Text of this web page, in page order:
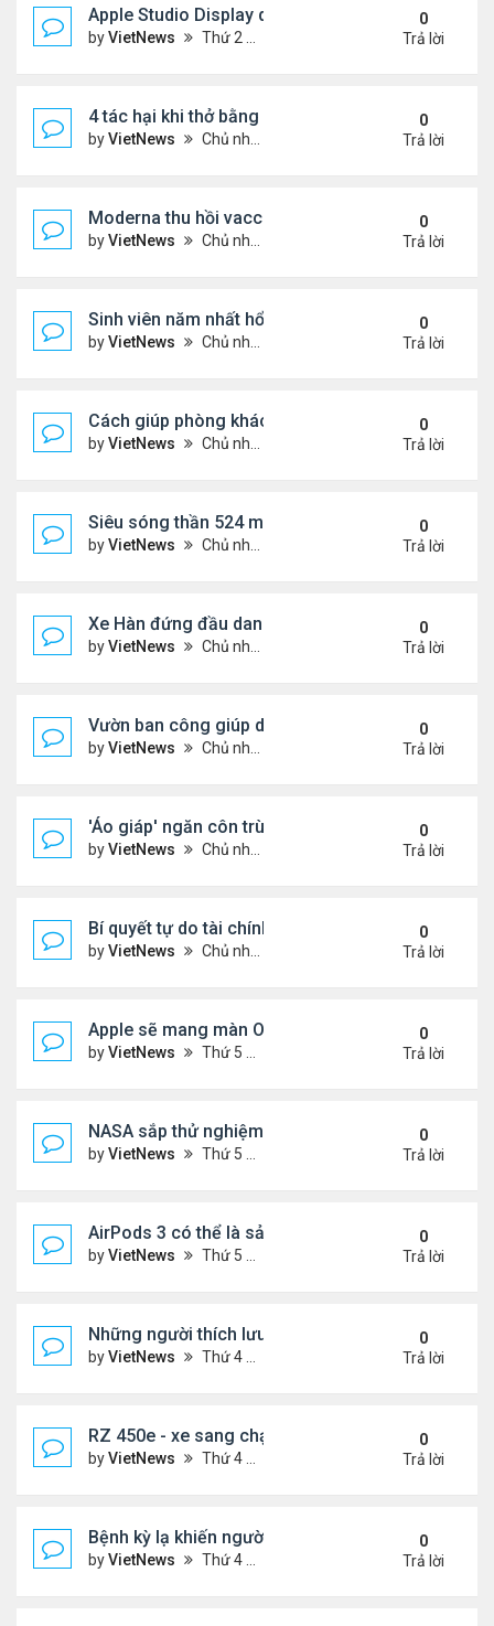
Apple Studio Display dính lỗi ngớ ngẩn
byVietNews Thứ 2 Tháng 4 11, 2022 4:58 pm
0
Trả lời
4 tác hại khi thở bằng miệng
byVietNews Chủ nhật Tháng 4 10, 2022 10:46 pm
0
Trả lời
Moderna thu hồi vaccine Covid vì một lọ có dị vật
byVietNews Chủ nhật Tháng 4 10, 2022 10:45 pm
0
Trả lời
Sinh viên năm nhất hổng kiến thức trầm trọng
byVietNews Chủ nhật Tháng 4 10, 2022 10:44 pm
0
Trả lời
Cách giúp phòng khách bớt nhàm chán
byVietNews Chủ nhật Tháng 4 10, 2022 10:40 pm
0
Trả lời
Siêu sóng thần 524 m cao nhất từng ghi nhận
byVietNews Chủ nhật Tháng 4 10, 2022 10:37 pm
0
Trả lời
Xe Hàn đứng đầu danh sách tiết kiệm nhiên liệu
byVietNews Chủ nhật Tháng 4 10, 2022 10:36 pm
0
Trả lời
Vườn ban công giúp dân Trung Quốc giảm căng
byVietNews Chủ nhật Tháng 4 10, 2022 7:52 pm
0
Trả lời
'Áo giáp' ngăn côn trùng ăn hoa màu
byVietNews Chủ nhật Tháng 4 10, 2022 7:50 pm
0
Trả lời
Bí quyết tự do tài chính của cặp vợ chồng 29 tuổi
byVietNews Chủ nhật Tháng 4 10, 2022 7:47 pm
0
Trả lời
Apple sẽ mang màn OLED lên iPad, MacBook
byVietNews Thứ 5 Tháng 4 07, 2022 5:55 pm
0
Trả lời
NASA sắp thử nghiệm hệ thống phóng tàu bằng
byVietNews Thứ 5 Tháng 4 07, 2022 5:43 pm
0
Trả lời
AirPods 3 có thể là sản phẩm thất bại của Apple
byVietNews Thứ 5 Tháng 4 07, 2022 4:47 pm
0
Trả lời
Những người thích lưu trữ đồ bỏ đi
byVietNews Thứ 4 Tháng 4 06, 2022 5:01 pm
0
Trả lời
RZ 450e - xe sang chạy điện đầu tiên của Lexus
byVietNews Thứ 4 Tháng 4 06, 2022 3:02 pm
0
Trả lời
Bệnh kỳ lạ khiến người mắc vô cảm với cơn đau
byVietNews Thứ 4 Tháng 4 06, 2022 8:55 am
0
Trả lời